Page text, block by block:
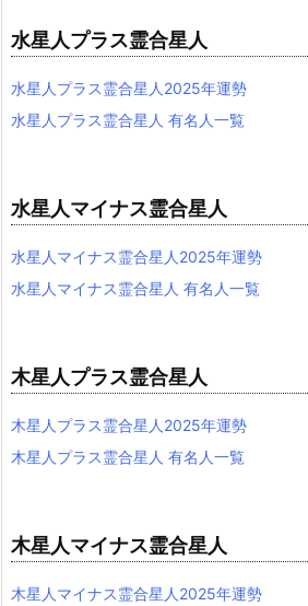
水星人プラス霊合星人
水星人プラス霊合星人2025年運勢
水星人プラス霊合星人 有名人一覧
水星人マイナス霊合星人
水星人マイナス霊合星人2025年運勢
水星人マイナス霊合星人 有名人一覧
木星人プラス霊合星人
木星人プラス霊合星人2025年運勢
木星人プラス霊合星人 有名人一覧
木星人マイナス霊合星人
木星人マイナス霊合星人2025年運勢